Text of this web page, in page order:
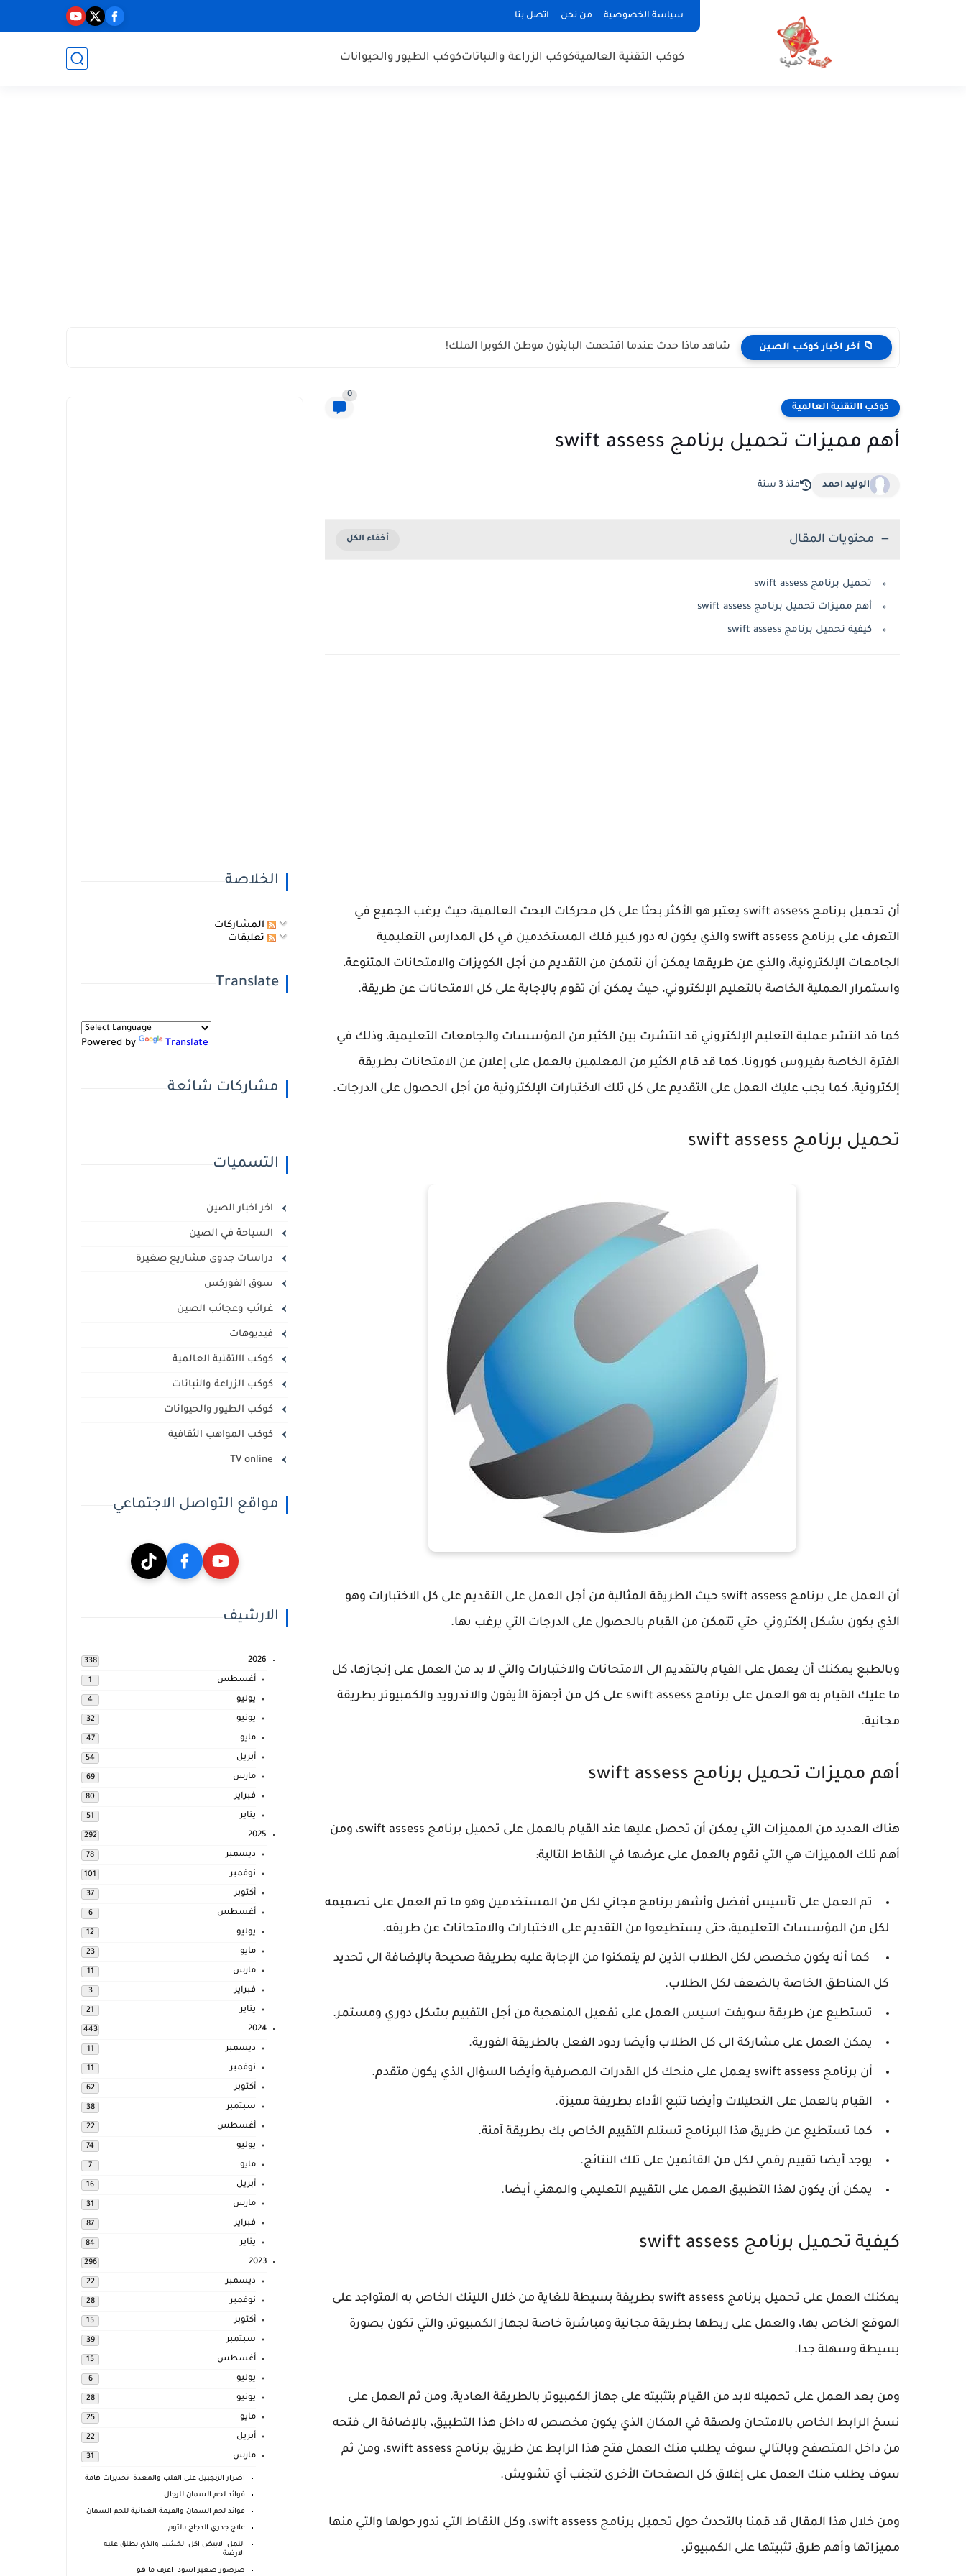
سياسة الخصوصية من نحن اتصل بنا
كوكب التقنية العالميةكوكب الزراعة والنباتاتكوكب الطيور والحيوانات
📁 آخر اخبار كوكب الصين شاهد ماذا حدث عندما اقتحمت البايثون موطن الكوبرا الملك!
كوكب االتقنية العالمية
0
أهم مميزات تحميل برنامج swift assess
الوليد احمد منذ 3 سنة
محتويات المقال
تحميل برنامج swift assess
أهم مميزات تحميل برنامج swift assess
كيفية تحميل برنامج swift assess
أن تحميل برنامج swift assess يعتبر هو الأكثر بحثا على كل محركات البحث العالمية، حيث يرغب الجميع في
التعرف على برنامج swift assess والذي يكون له دور كبير فلك المستخدمين في كل المدارس التعليمية
الجامعات الإلكترونية، والذي عن طريقها يمكن أن نتمكن من التقديم من أجل الكويزات والامتحانات المتنوعة،
واستمرار العملية الخاصة بالتعليم الإلكتروني، حيث يمكن أن تقوم بالإجابة على كل الامتحانات عن طريقة.
كما قد انتشر عملية التعليم الإلكتروني قد انتشرت بين الكثير من المؤسسات والجامعات التعليمية، وذلك في
الفترة الخاصة بفيروس كورونا، كما قد قام الكثير من المعلمين بالعمل على إعلان عن الامتحانات بطريقة
إلكترونية، كما يجب عليك العمل على التقديم على كل تلك الاختبارات الإلكترونية من أجل الحصول على الدرجات.
تحميل برنامج swift assess
أن العمل على برنامج swift assess حيث الطريقة المثالية من أجل العمل على التقديم على كل الاختبارات وهو
الذي يكون بشكل إلكتروني حتي تتمكن من القيام بالحصول على الدرجات التي يرغب بها.
وبالطبع يمكنك أن يعمل على القيام بالتقديم الى الامتحانات والاختبارات والتي لا بد من العمل على إنجازها، كل
ما عليك القيام به هو العمل على برنامج swift assess على كل من أجهزة الأيفون والاندرويد والكمبيوتر بطريقة
مجانية.
أهم مميزات تحميل برنامج swift assess
هناك العديد من المميزات التي يمكن أن تحصل عليها عند القيام بالعمل على تحميل برنامج swift assess، ومن
أهم تلك المميزات هي التي نقوم بالعمل على عرضها في النقاط التالية:
تم العمل على تأسيس أفضل وأشهر برنامج مجاني لكل من المستخدمين وهو ما تم العمل على تصميمه
لكل من المؤسسات التعليمية، حتى يستطيعوا من التقديم على الاختبارات والامتحانات عن طريقه.
كما أنه يكون مخصص لكل الطلاب الذين لم يتمكنوا من الإجابة عليه بطريقة صحيحة بالإضافة الى تحديد
كل المناطق الخاصة بالضعف لكل الطلاب.
تستطيع عن طريقة سويفت اسيس العمل على تفعيل المنهجية من أجل التقييم بشكل دوري ومستمر.
يمكن العمل على مشاركة الى كل الطلاب وأيضا ردود الفعل بالطريقة الفورية.
أن برنامج swift assess يعمل على منحك كل القدرات المصرفية وأيضا السؤال الذي يكون متقدم.
القيام بالعمل على التحليلات وأيضا تتبع الأداء بطريقة مميزة.
كما تستطيع عن طريق هذا البرنامج تستلم التقييم الخاص بك بطريقة آمنة.
يوجد أيضا تقييم رقمي لكل من القائمين على تلك النتائج.
يمكن أن يكون لهذا التطبيق العمل على التقييم التعليمي والمهني أيضا.
كيفية تحميل برنامج swift assess
يمكنك العمل على تحميل برنامج swift assess بطريقة بسيطة للغاية من خلال اللينك الخاص به المتواجد على
الموقع الخاص بها، والعمل على ربطها بطريقة مجانية ومباشرة خاصة لجهاز الكمبيوتر، والتي تكون بصورة
بسيطة وسهلة جدا.
ومن بعد العمل على تحميله لابد من القيام بتثبيته على جهاز الكمبيوتر بالطريقة العادية، ومن ثم العمل على
نسخ الرابط الخاص بالامتحان ولصقة في المكان الذي يكون مخصص له داخل هذا التطبيق، بالإضافة الى فتحه
من داخل المتصفح وبالتالي سوف يطلب منك العمل فتح هذا الرابط عن طريق برنامج swift assess، ومن ثم
سوف يطلب منك العمل على إغلاق كل الصفحات الأخرى لتجنب أي تشويش.
ومن خلال هذا المقال قد قمنا بالتحدث حول تحميل برنامج swift assess، وكل النقاط التي تدور حولها والتي منها
مميزاتها وأهم طرق تثبيتها على الكمبيوتر.
الخلاصة
المشاركات
تعليقات
Translate
Powered by Translate
مشاركات شائعة
التسميات
اخر اخبار الصين
السياحة في الصين
دراسات جدوى مشاريع صغيرة
سوق الفوركس
غرائب وعجائب الصين
فيديوهات
كوكب االتقنية العالمية
كوكب الزراعة والنباتات
كوكب الطيور والحيوانات
كوكب المواهب الثقافية
مواقع التواصل الاجتماعي
الارشيف
2026
338
أغسطس 1
يوليو 4
يونيو 32
مايو 47
أبريل 54
مارس 69
فبراير 80
يناير 51
2025
292
ديسمبر 78
نوفمبر 101
أكتوبر 37
أغسطس 6
يوليو 12
مايو 23
مارس 11
فبراير 3
يناير 21
2024
443
ديسمبر 11
نوفمبر 11
أكتوبر 62
سبتمبر 38
أغسطس 22
يوليو 74
مايو 7
أبريل 16
مارس 31
فبراير 87
يناير 84
2023
296
ديسمبر 22
نوفمبر 28
أكتوبر 15
سبتمبر 39
أغسطس 15
يوليو 6
يونيو 28
مايو 25
أبريل 22
مارس 31
اضرار الزنجبيل على القلب والمعدة -تحذيرات هامة
فوائد لحم السمان للرجال
فوائد لحم السمان والقيمة الغذائية للحم السمان
علاج جدري الدجاج بالثوم
النمل الابيض اكل الخشب والذي يطلق عليه
الارضة
صرصور صغير اسود -اعرف ما هو